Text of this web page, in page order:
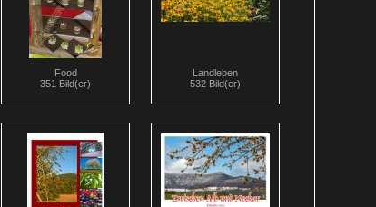
Food
351 Bild(er)
Landleben
532 Bild(er)